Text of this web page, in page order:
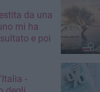
da una
mi ha
-